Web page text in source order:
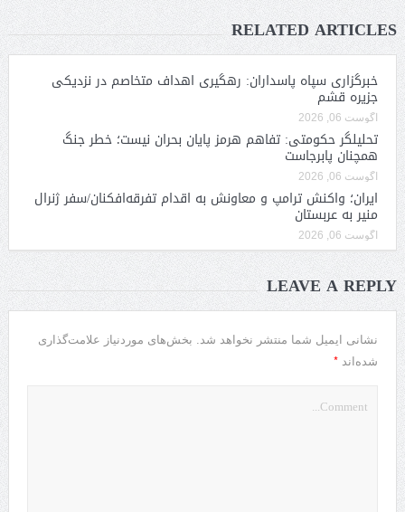
RELATED ARTICLES
خبرگزاری سپاه پاسداران: رهگیری اهداف متخاصم در نزدیکی
جزیره قشم
آگوست 06, 2026
تحلیلگر حکومتی: تفاهم هرمز پایان بحران نیست؛ خطر جنگ
همچنان پابرجاست
آگوست 06, 2026
ایران؛ واکنش ترامپ و معاونش به اقدام تفرقه‌افکنان/سفر ژنرال
منیر به عربستان
آگوست 06, 2026
LEAVE A REPLY
نشانی ایمیل شما منتشر نخواهد شد. بخش‌های موردنیاز علامت‌گذاری
شده‌اند *